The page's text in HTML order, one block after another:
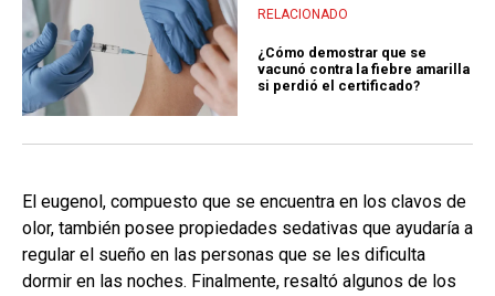
RELACIONADO
¿Cómo demostrar que se
vacunó contra la fiebre amarilla
si perdió el certificado?
El eugenol, compuesto que se encuentra en los clavos de
olor, también posee propiedades sedativas que ayudaría a
regular el sueño en las personas que se les dificulta
dormir en las noches. Finalmente, resaltó algunos de los